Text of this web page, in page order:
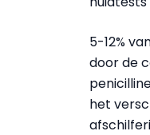
5-12%
door de
het